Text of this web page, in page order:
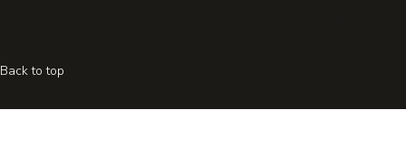
Back to top